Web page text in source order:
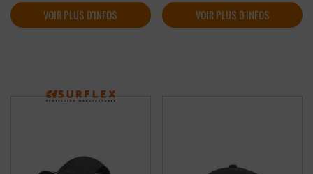
VOIR PLUS D'INFOS VOIR PLUS D'INFOS